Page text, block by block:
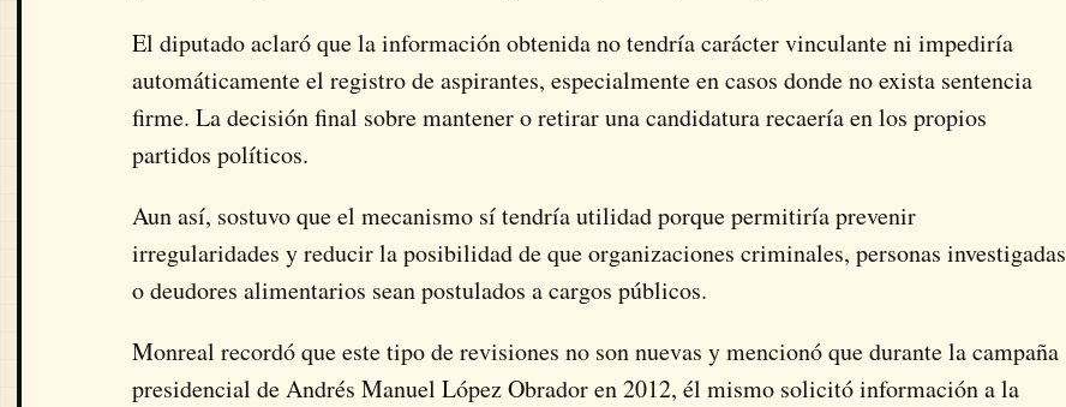
El diputado aclaró que la información obtenida no tendría carácter vinculante ni impediría
automáticamente el registro de aspirantes, especialmente en casos donde no exista sentencia
firme. La decisión final sobre mantener o retirar una candidatura recaería en los propios
partidos políticos.
Aun así, sostuvo que el mecanismo sí tendría utilidad porque permitiría prevenir
irregularidades y reducir la posibilidad de que organizaciones criminales, personas investigadas
o deudores alimentarios sean postulados a cargos públicos.
Monreal recordó que este tipo de revisiones no son nuevas y mencionó que durante la campaña
presidencial de Andrés Manuel López Obrador en 2012, él mismo solicitó información a la